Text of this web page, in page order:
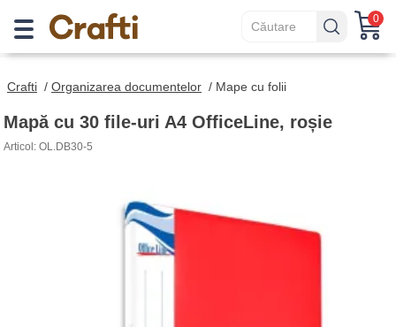
0
Crafti / Organizarea documentelor / Mape cu folii
Mapă cu 30 file-uri A4 OfficeLine, roșie
Articol: OL.DB30-5